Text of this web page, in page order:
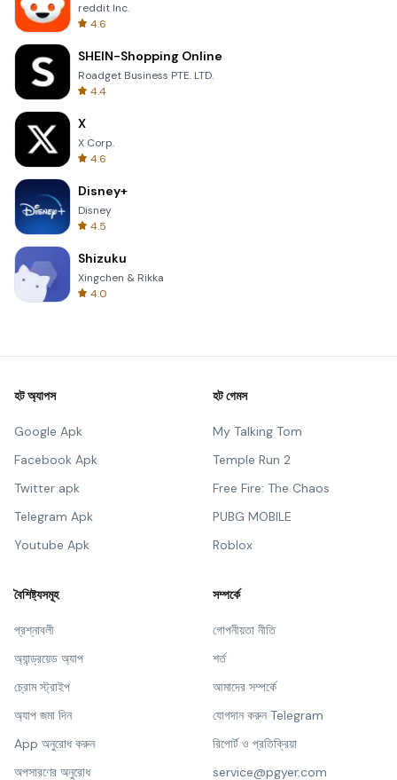
reddit Inc.
4.6
SHEIN-Shopping Online
Roadget Business PTE. LTD.
4.4
X
X Corp.
4.6
Disney+
Disney
4.5
Shizuku
Xingchen & Rikka
4.0
হট অ্যাপস
Google Apk
Facebook Apk
Twitter apk
Telegram Apk
Youtube Apk
হট গেমস
My Talking Tom
Temple Run 2
Free Fire: The Chaos
PUBG MOBILE
Roblox
বৈশিষ্ট্যসমূহ
প্রশ্নাবলী
অ্যান্ড্রয়েড অ্যাপ
চ্রোম স্ট্রাইপ
অ্যাপ জমা দিন
App অনুরোধ করুন
অপসারণের অনুরোধ
সম্পর্কে
গোপনীয়তা নীতি
শর্ত
আমাদের সম্পর্কে
যোগদান করুন Telegram
রিপোর্ট ও প্রতিক্রিয়া
service@pgyer.com